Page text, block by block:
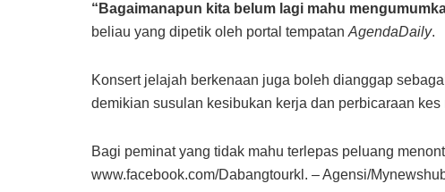
“Bagaimanapun kita belum lagi mahu
beliau yang dipetik oleh portal tempatan AgendaDaily.
Konsert jelajah berkenaan juga boleh dianggap
demikian susulan kesibukan kerja dan perbicaraan kes
Bagi peminat yang tidak mahu terlepas peluang
www.facebook.com/Dabangtourkl. – Agensi/